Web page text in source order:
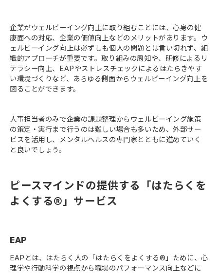
企業がウェルビーイング向上に取り組むことには、心身の健
康面への対応、企業の価値向上などのメリットがあります。ウ
ェルビーイング向上は必ずしも個人の問題とは言い切れず、組
織的アプローチが重要です。取り組みの周知や、研修によるリ
テラシー向上、EAPやストレスチェックによるはたらきやす
い環境づくりなど、あらゆる側面からウェルビーイング向上を
図ることができます。
人事担当者のみで企業の課題整理からウェルビーイング施策
の策定・実行まで行うのは難しい場合も多いため、外部サー
ビスを活用し、メンタルヘルスの専門家とともに進めていく
と良いでしょう。
ピースマインドの提供する「はたらくを
よくする®」サービス
EAP
EAPとは、はたらく人の「はたらくをよくする®」ために、心
理学や行動科学の視点から職場のパフォーマンス向上などに